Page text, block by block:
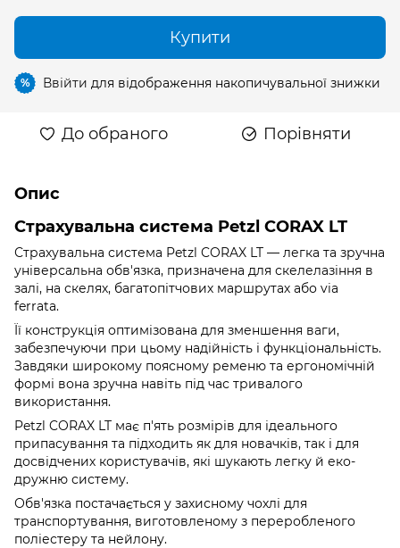
Купити
% Ввійти для відображення накопичувальної знижки
До обраного Порівняти
Опис
Страхувальна система Petzl CORAX LT
Страхувальна система Petzl CORAX LT — легка та зручна
універсальна обв'язка, призначена для скелелазіння в
залі, на скелях, багатопітчових маршрутах або via
ferrata.
Її конструкція оптимізована для зменшення ваги,
забезпечуючи при цьому надійність і функціональність.
Завдяки широкому поясному ременю та ергономічній
формі вона зручна навіть під час тривалого
використання.
Petzl CORAX LT має п'ять розмірів для ідеального
припасування та підходить як для новачків, так і для
досвідчених користувачів, які шукають легку й еко-
дружню систему.
Обв'язка постачається у захисному чохлі для
транспортування, виготовленому з переробленого
поліестеру та нейлону.